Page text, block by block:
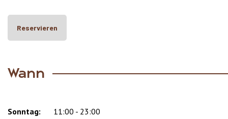
Reservieren
Wann
Day
Time
Comment
Sonntag:
11:00 - 23:00